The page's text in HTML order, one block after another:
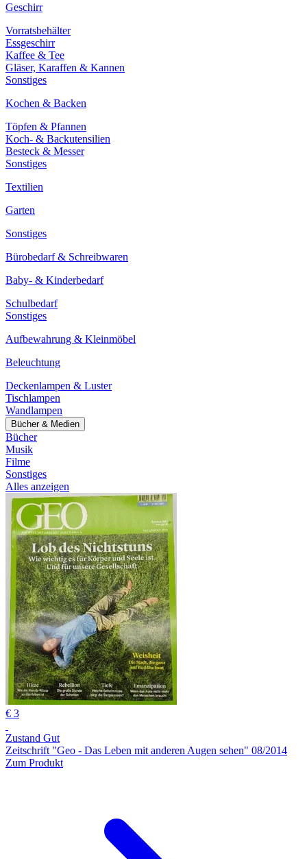
Geschirr
Vorratsbehälter
Essgeschirr
Kaffee & Tee
Gläser, Karaffen & Kannen
Sonstiges
Kochen & Backen
Töpfen & Pfannen
Koch- & Backutensilien
Besteck & Messer
Sonstiges
Textilien
Garten
Sonstiges
Bürobedarf & Schreibwaren
Baby- & Kinderbedarf
Schulbedarf
Sonstiges
Aufbewahrung & Kleinmöbel
Beleuchtung
Deckenlampen & Luster
Tischlampen
Wandlampen
Bücher & Medien
Bücher
Musik
Filme
Sonstiges
Alles anzeigen
€ 3
Zustand Gut
Zeitschrift "Geo - Das Leben mit anderen Augen sehen" 08/2014
Zum Produkt